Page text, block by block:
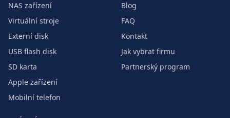
NAS zařízení
Virtuální stroje
Externí disk
USB flash disk
SD karta
Apple zařízení
Mobilní telefon
Blog
FAQ
Kontakt
Jak vybrat firmu
Partnerský program